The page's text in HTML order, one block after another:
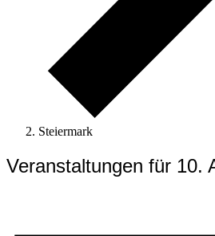
Steiermark
Veranstaltungen für 10.